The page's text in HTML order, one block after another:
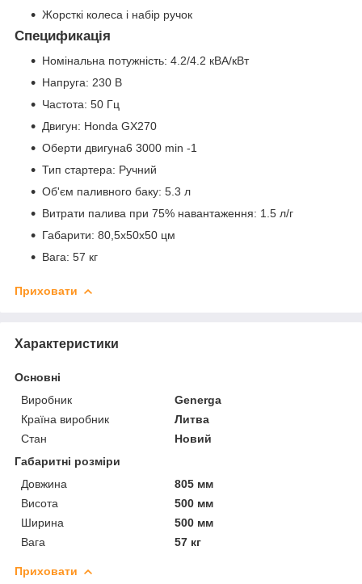
Жорсткі колеса і набір ручок
Спецификація
Номінальна потужність: 4.2/4.2 кВА/кВт
Напруга: 230 В
Частота: 50 Гц
Двигун: Honda GX270
Oберти двигуна6 3000 min -1
Тип стартера: Ручний
Об'єм паливного баку: 5.3 л
Витрати палива при 75% навантаження: 1.5 л/г
Габарити: 80,5x50x50 цм
Вага: 57 кг
Приховати
Характеристики
Основні
Виробник
Generga
Країна виробник
Литва
Стан
Новий
Габаритні розміри
Довжина
805 мм
Висота
500 мм
Ширина
500 мм
Вага
57 кг
Приховати